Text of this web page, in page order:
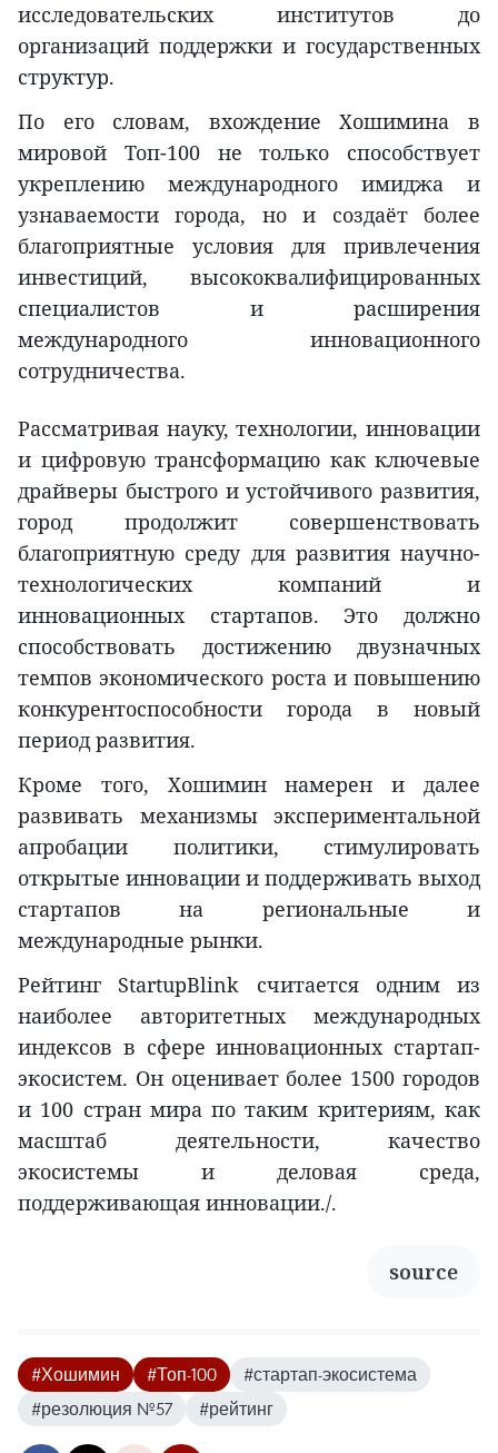
исследовательских институтов до
организаций поддержки и государственных
структур.
По его словам, вхождение Хошимина в
мировой Топ-100 не только способствует
укреплению международного имиджа и
узнаваемости города, но и создаёт более
благоприятные условия для привлечения
инвестиций, высококвалифицированных
специалистов и расширения
международного инновационного
сотрудничества.
Рассматривая науку, технологии, инновации
и цифровую трансформацию как ключевые
драйверы быстрого и устойчивого развития,
город продолжит совершенствовать
благоприятную среду для развития научно-
технологических компаний и
инновационных стартапов. Это должно
способствовать достижению двузначных
темпов экономического роста и повышению
конкурентоспособности города в новый
период развития.
Кроме того, Хошимин намерен и далее
развивать механизмы экспериментальной
апробации политики, стимулировать
открытые инновации и поддерживать выход
стартапов на региональные и
международные рынки.
Рейтинг StartupBlink считается одним из
наиболее авторитетных международных
индексов в сфере инновационных стартап-
экосистем. Он оценивает более 1500 городов
и 100 стран мира по таким критериям, как
масштаб деятельности, качество
экосистемы и деловая среда,
поддерживающая инновации./.
source
#Хошимин #Топ-100
#стартап-экосистема
#резолюция №57
#рейтинг